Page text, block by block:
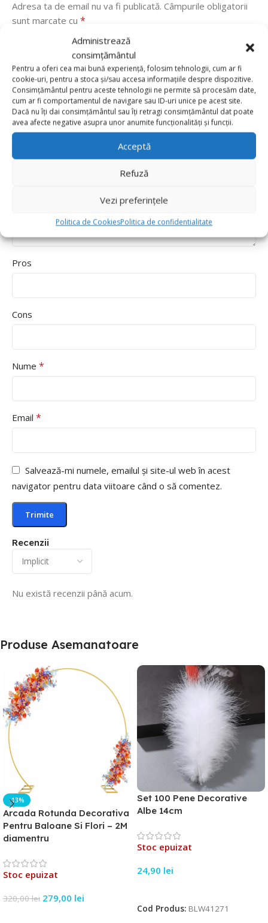
Administrează
consimțământul
Pentru a oferi cea mai bună experiență, folosim tehnologii, cum ar fi
cookie-uri, pentru a stoca și/sau accesa informațiile despre dispozitive.
Consimțământul pentru aceste tehnologii ne permite să procesăm date,
cum ar fi comportamentul de navigare sau ID-uri unice pe acest site.
Dacă nu îți dai consimțământul sau îți retragi consimțământul dat poate
avea afecte negative asupra unor anumite funcționalități și funcții.
Acceptă
Refuză
Vezi preferințele
Politica de CookiesPolitica de confidentialitate
Recenzii
Nu există recenzii până acum.
Adresa ta de email nu va fi publicată. Câmpurile obligatorii
sunt marcate cu *
Value for money
Durability
Delivery speed
Recenzia ta*
Pros
Cons
Nume *
Email *
Salvează-mi numele, emailul și site-ul web în acest
navigator pentru data viitoare când o să comentez.
Produse Asemanatoare
-13%
Arcada Rotunda Decorativa
Pentru Baloane Si Flori – 2M
diamentru
Stoc epuizat
320,00lei 279,00 lei
Set 100 Pene Decorative
Albe 14cm
Stoc epuizat
24,90 lei
Cod Produs: BLW41271